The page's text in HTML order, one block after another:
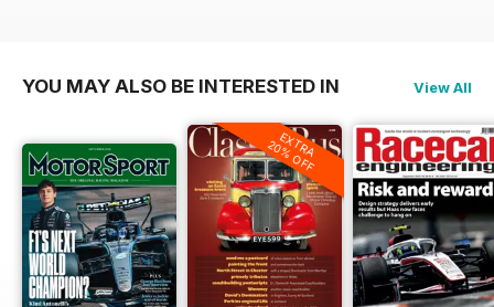
YOU MAY ALSO BE INTERESTED IN View All
EXTRA
20% OFF